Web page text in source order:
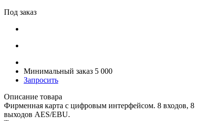
Под заказ
Минимальный заказ 5 000
Запросить
Описание товара
Фирменная карта с цифровым интерфейсом. 8 входов, 8
выходов AES/EBU.